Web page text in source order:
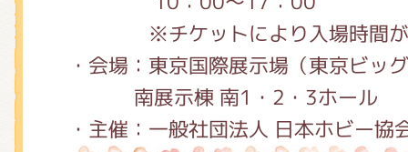
※チケットにより入場時間が
・会場：東京国際展示場（東京ビッ
南展示棟 南1・2・3ホール
・主催：一般社団法人 日本ホビー協